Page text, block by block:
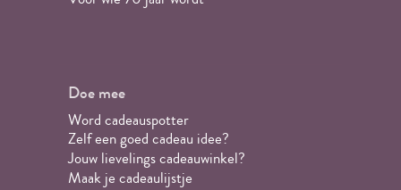
Doe mee
Word cadeauspotter
Zelf een goed cadeau idee?
Jouw lievelings cadeauwinkel?
Maak je cadeaulijstje